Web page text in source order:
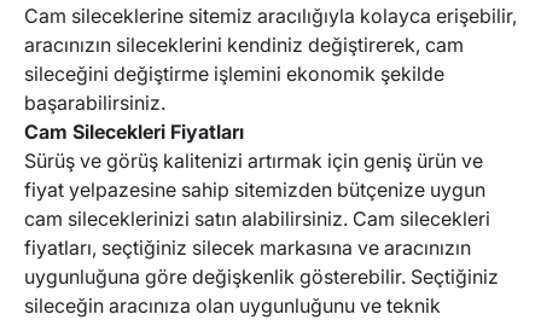
Cam sileceklerine sitemiz aracılığıyla kolayca erişebilir,
aracınızın sileceklerini kendiniz değiştirerek, cam
sileceğini değiştirme işlemini ekonomik şekilde
başarabilirsiniz.
Cam Silecekleri Fiyatları
Sürüş ve görüş kalitenizi artırmak için geniş ürün ve
fiyat yelpazesine sahip sitemizden bütçenize uygun
cam sileceklerinizi satın alabilirsiniz. Cam silecekleri
fiyatları, seçtiğiniz silecek markasına ve aracınızın
uygunluğuna göre değişkenlik gösterebilir. Seçtiğiniz
sileceğin aracınıza olan uygunluğunu ve teknik